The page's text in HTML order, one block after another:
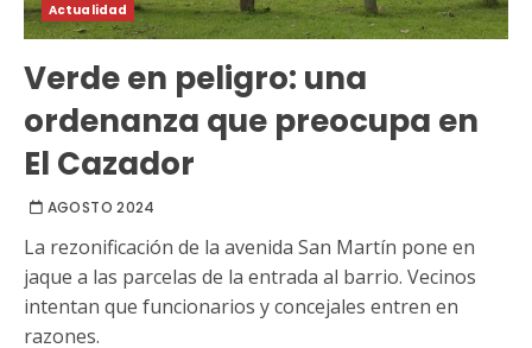
Actualidad
Verde en peligro: una
ordenanza que preocupa en
El Cazador
AGOSTO 2024
La rezonificación de la avenida San Martín pone en
jaque a las parcelas de la entrada al barrio. Vecinos
intentan que funcionarios y concejales entren en
razones.